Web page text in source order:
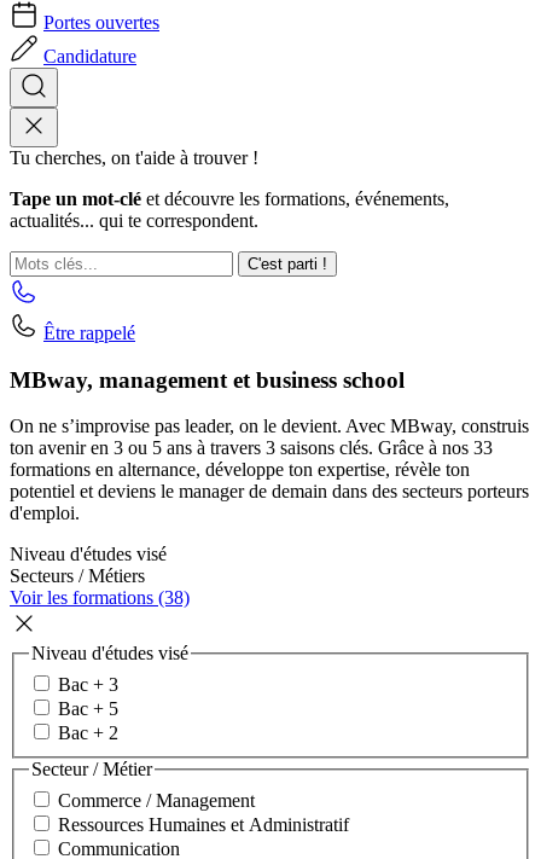
Portes ouvertes
Candidature
Tu cherches, on t'aide à trouver !
Tape un mot-clé et découvre les formations, événements,
actualités... qui te correspondent.
C'est parti !
Être rappelé
MBway, management et business school
On ne s’improvise pas leader, on le devient. Avec MBway, construis
ton avenir en 3 ou 5 ans à travers 3 saisons clés. Grâce à nos 33
formations en alternance, développe ton expertise, révèle ton
potentiel et deviens le manager de demain dans des secteurs porteurs
d'emploi.
Niveau d'études visé
Secteurs / Métiers
Voir les formations (38)
Niveau d'études visé
Bac + 3
Bac + 5
Bac + 2
Secteur / Métier
Commerce / Management
Ressources Humaines et Administratif
Communication